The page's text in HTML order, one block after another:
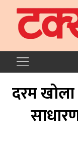
दरम खोला